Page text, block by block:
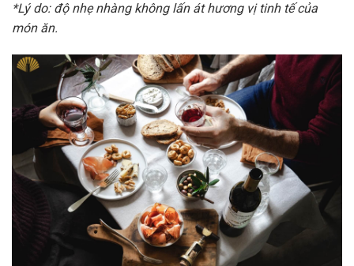
*Lý do: độ nhẹ nhàng không lấn át hương vị tinh tế của
món ăn.